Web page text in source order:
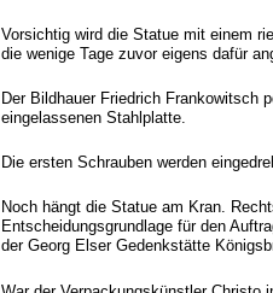
Vorsichtig wird die Statue mit einem
die wenige Tage zuvor eigens dafür
Der Bildhauer Friedrich Frankowitsch
eingelassenen Stahlplatte.
Die ersten Schrauben werden
Noch hängt die Statue am Kran.
Entscheidungsgrundlage für den
der Georg Elser Gedenkstätte